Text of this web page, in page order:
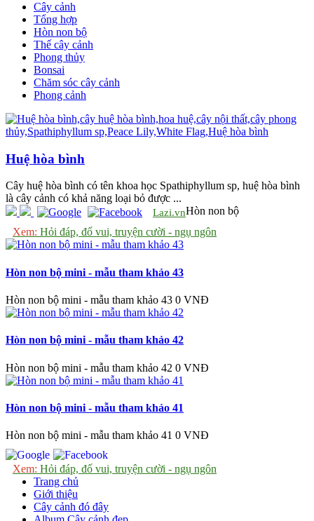
Cây cảnh
Tổng hợp
Hòn non bộ
Thế cây cảnh
Phong thủy
Bonsai
Chăm sóc cây cảnh
Phong cảnh
Huệ hòa bình
Cây huệ hòa bình có tên khoa học Spathiphyllum sp, huệ hòa bình
là cây cảnh có khả năng loại bỏ được ...
Lazi.vn
Xem: Hỏi đáp, đố vui, truyện cười - ngụ ngôn
Hòn non bộ
Hòn non bộ mini - mẫu tham khảo 43
Hòn non bộ mini - mẫu tham khảo 43 0 VNĐ
Hòn non bộ mini - mẫu tham khảo 42
Hòn non bộ mini - mẫu tham khảo 42 0 VNĐ
Hòn non bộ mini - mẫu tham khảo 41
Hòn non bộ mini - mẫu tham khảo 41 0 VNĐ
Xem: Hỏi đáp, đố vui, truyện cười - ngụ ngôn
Trang chủ
Giới thiệu
Cây cảnh đó đây